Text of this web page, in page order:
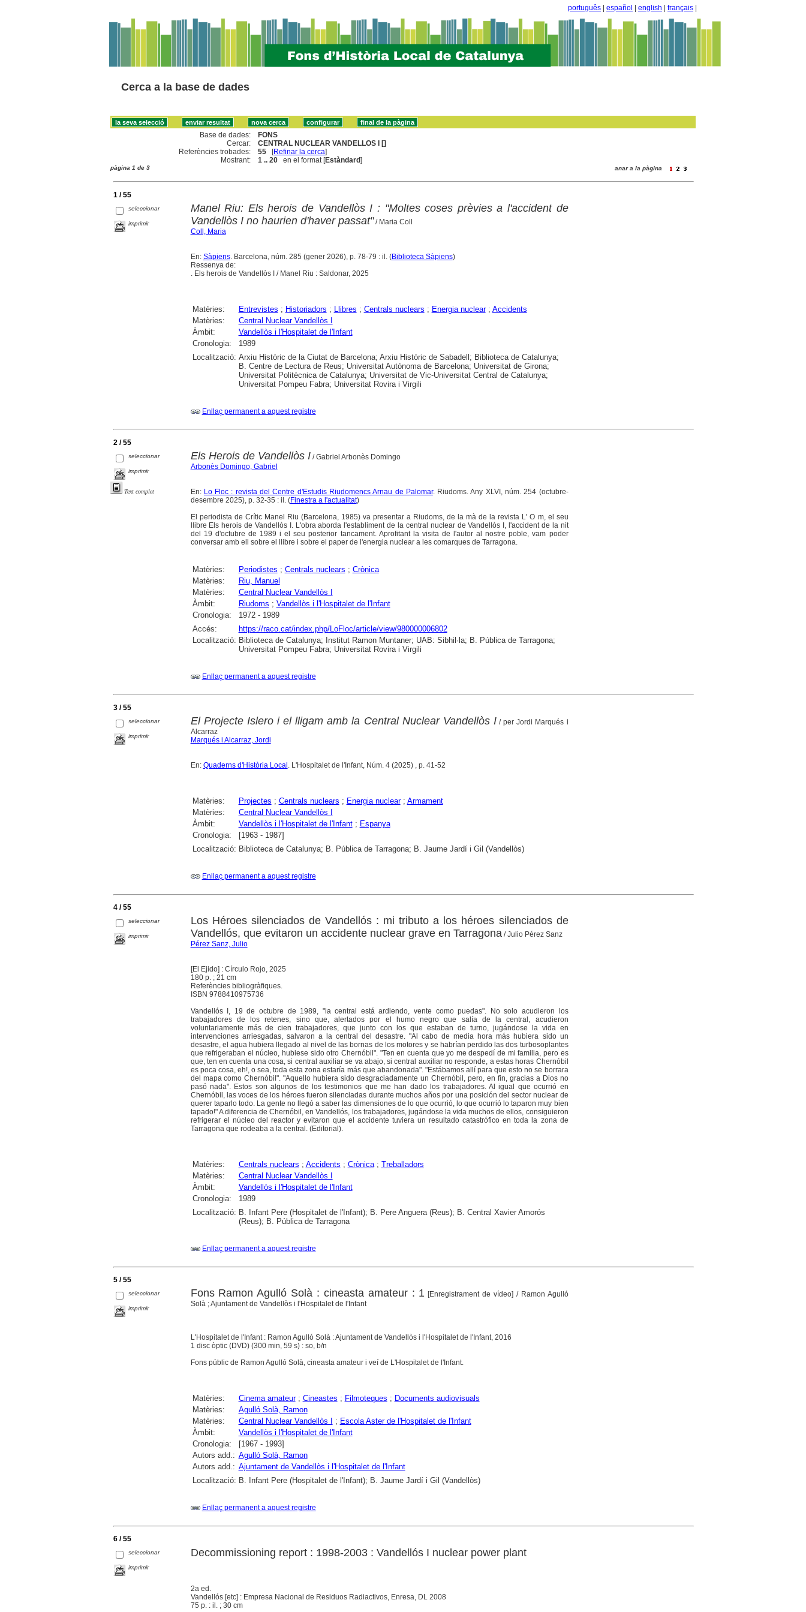
português español english français
Cerca a la base de dades
Base de dades:
FONS
Cercar:
CENTRAL NUCLEAR VANDELLOS I []
Referències trobades:
55 [Refinar la cerca]
Mostrant:
1 .. 20 en el format [Estàndard]
pàgina 1 de 3 anar a la pàgina
1 / 55
seleccionar
imprimir
Manel Riu: Els herois de Vandellòs I : "Moltes coses prèvies a l'accident de
Vandellòs I no haurien d'haver passat"/ Maria Coll
Coll, Maria
En: Sàpiens. Barcelona, núm. 285 (gener 2026), p. 78-79 : il. (Biblioteca Sàpiens)
Ressenya de:
. Els herois de Vandellòs I / Manel Riu : Saldonar, 2025
Matèries: Entrevistes ; Historiadors ; Llibres ; Centrals nuclears ; Energia nuclear; Accidents
Matèries:
Central Nuclear Vandellòs I
Àmbit:
Vandellòs i l'Hospitalet de l'Infant
Cronologia:
1989
Localització: Arxiu Històric de la Ciutat de Barcelona; Arxiu Històric de Sabadell; Biblioteca de Catalunya;
B. Centre de Lectura de Reus; Universitat Autònoma de Barcelona; Universitat de Girona;
Universitat Politècnica de Catalunya; Universitat de Vic-Universitat Central de Catalunya;
Universitat Pompeu Fabra; Universitat Rovira i Virgili
Enllaç permanent a aquest registre
2 / 55
seleccionar
imprimir
Text complet
Els Herois de Vandellòs I / Gabriel Arbonès Domingo
Arbonès Domingo, Gabriel
En: Lo Floc : revista del Centre d'Estudis Riudomencs Arnau de Palomar. Riudoms. Any XLVI, núm. 254 (octubre-
desembre 2025), p. 32-35 : il. (Finestra a l'actualitat)
El periodista de Crític Manel Riu (Barcelona, 1985) va presentar a Riudoms, de la mà de la revista L' O m, el seu
llibre Els herois de Vandellòs I. L'obra aborda l'establiment de la central nuclear de Vandellòs I, l'accident de la nit
del 19 d'octubre de 1989 i el seu posterior tancament. Aprofitant la visita de l'autor al nostre poble, vam poder
conversar amb ell sobre el llibre i sobre el paper de l'energia nuclear a les comarques de Tarragona.
Matèries: Periodistes ; Centrals nuclears ; Crònica
Matèries:
Riu, Manuel
Matèries:
Central Nuclear Vandellòs I
Àmbit:
Riudoms ; Vandellòs i l'Hospitalet de l'Infant
Cronologia:
1972 - 1989
Accés:
https://raco.cat/index.php/LoFloc/article/view/980000006802
Localització: Biblioteca de Catalunya; Institut Ramon Muntaner; UAB: Sibhil·la; B. Pública de Tarragona;
Universitat Pompeu Fabra; Universitat Rovira i Virgili
Enllaç permanent a aquest registre
3 / 55
seleccionar
imprimir
El Projecte Islero i el lligam amb la Central Nuclear Vandellòs I / per Jordi Marqués i
Alcarraz
Marqués i Alcarraz, Jordi
En: Quaderns d'Història Local . L'Hospitalet de l'Infant, Núm. 4 (2025) , p. 41-52
Matèries: Projectes ; Centrals nuclears ; Energia nuclear; Armament
Matèries:
Central Nuclear Vandellòs I
Àmbit:
Vandellòs i l'Hospitalet de l'Infant; Espanya
Cronologia:
[1963 - 1987]
Localització: Biblioteca de Catalunya; B. Pública de Tarragona; B. Jaume Jardí i Gil (Vandellòs)
Enllaç permanent a aquest registre
4 / 55
seleccionar
imprimir
Los Héroes silenciados de Vandellós : mi tributo a los héroes silenciados de
Vandellós, que evitaron un accidente nuclear grave en Tarragona/ Julio Pérez Sanz
Pérez Sanz, Julio
[El Ejido] : Círculo Rojo, 2025
180 p. ; 21 cm
Referències bibliogràfiques.
ISBN 9788410975736
Vandellós I, 19 de octubre de 1989, "la central está ardiendo, vente como puedas". No solo acudieron los
trabajadores de los retenes, sino que, alertados por el humo negro que salía de la central, acudieron
voluntariamente más de cien trabajadores, que junto con los que estaban de turno, jugándose la vida en
intervenciones arriesgadas, salvaron a la central del desastre. "Al cabo de media hora más hubiera sido un
desastre, el agua hubiera llegado al nivel de las bornas de los motores y se habrían perdido las dos turbosoplantes
que refrigeraban el núcleo, hubiese sido otro Chernóbil". "Ten en cuenta que yo me despedí de mi familia, pero es
que, ten en cuenta una cosa, si central auxiliar se va abajo, si central auxiliar no responde, a estas horas Chernóbil
es poca cosa, ­eh!, o sea, toda esta zona estaría más que abandonada". "Estábamos allí para que esto no se borrara
del mapa como Chernóbil". "Aquello hubiera sido desgraciadamente un Chernóbil, pero, en fin, gracias a Dios no
pasó nada". Estos son algunos de los testimonios que me han dado los trabajadores. Al igual que ocurrió en
Chernóbil, las voces de los héroes fueron silenciadas durante muchos años por una posición del sector nuclear de
querer taparlo todo. ­La gente no llegó a saber las dimensiones de lo que ocurrió, lo que ocurrió lo taparon muy bien
tapado!" A diferencia de Chernóbil, en Vandellós, los trabajadores, jugándose la vida muchos de ellos, consiguieron
refrigerar el núcleo del reactor y evitaron que el accidente tuviera un resultado catastrófico en toda la zona de
Tarragona que rodeaba a la central. (Editorial).
Matèries: Centrals nuclears ; Accidents ; Crònica; Treballadors
Matèries:
Central Nuclear Vandellòs I
Àmbit:
Vandellòs i l'Hospitalet de l'Infant
Cronologia:
1989
Localització: B. Infant Pere (Hospitalet de l'Infant); B. Pere Anguera (Reus); B. Central Xavier Amorós
(Reus); B. Pública de Tarragona
Enllaç permanent a aquest registre
5 / 55
seleccionar
imprimir
Fons Ramon Agulló Solà : cineasta amateur : 1 [Enregistrament de vídeo] / Ramon Agulló
Solà ; Ajuntament de Vandellòs i l'Hospitalet de l'Infant
L'Hospitalet de l'Infant : Ramon Agulló Solà : Ajuntament de Vandellòs i l'Hospitalet de l'Infant, 2016
1 disc òptic (DVD) (300 min, 59 s) : so, b/n
Fons públic de Ramon Agulló Solà, cineasta amateur i veí de L'Hospitalet de l'Infant.
Matèries: Cinema amateur; Cineastes ; Filmoteques ; Documents audiovisuals
Matèries:
Agulló Solà, Ramon
Matèries:
Central Nuclear Vandellòs I ; Escola Aster de l'Hospitalet de l'Infant
Àmbit:
Vandellòs i l'Hospitalet de l'Infant
Cronologia:
[1967 - 1993]
Autors add.: Agulló Solà, Ramon
Autors add.: Ajuntament de Vandellòs i l'Hospitalet de l'Infant
Localització: B. Infant Pere (Hospitalet de l'Infant); B. Jaume Jardí i Gil (Vandellòs)
Enllaç permanent a aquest registre
6 / 55
seleccionar
imprimir
Decommissioning report : 1998-2003 : Vandellós I nuclear power plant
2a ed.
Vandellós [etc] : Empresa Nacional de Residuos Radiactivos, Enresa, DL 2008
75 p. : il. ; 30 cm